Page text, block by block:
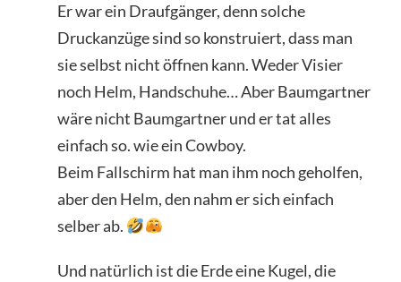
Er war ein Draufgänger, denn solche
Druckanzüge sind so konstruiert, dass man
sie selbst nicht öffnen kann. Weder Visier
noch Helm, Handschuhe… Aber Baumgartner
wäre nicht Baumgartner und er tat alles
einfach so. wie ein Cowboy.
Beim Fallschirm hat man ihm noch geholfen,
aber den Helm, den nahm er sich einfach
selber ab.
Und natürlich ist die Erde eine Kugel, die